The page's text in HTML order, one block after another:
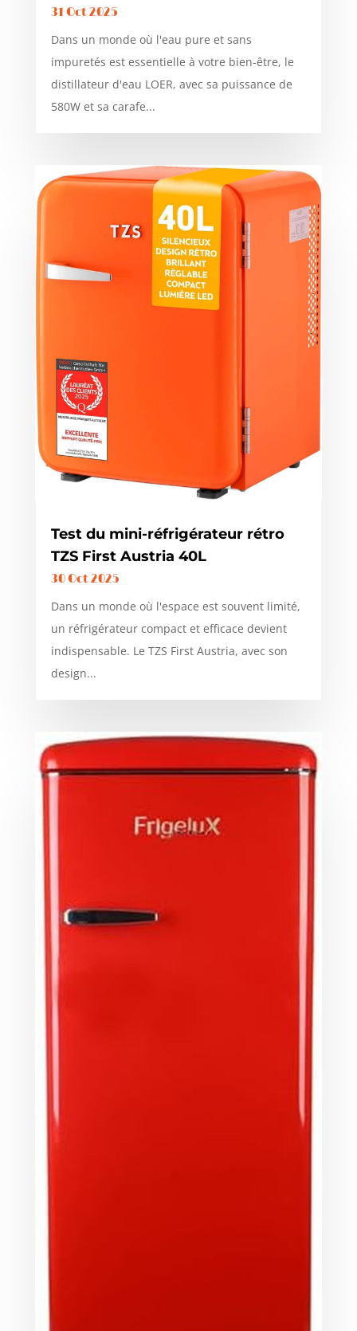
31 Oct 2025
Dans un monde où l'eau pure et sans
impuretés est essentielle à votre bien-être, le
distillateur d'eau LOER, avec sa puissance de
580W et sa carafe...
Test du mini-réfrigérateur rétro
TZS First Austria 40L
30 Oct 2025
Dans un monde où l'espace est souvent limité,
un réfrigérateur compact et efficace devient
indispensable. Le TZS First Austria, avec son
design...